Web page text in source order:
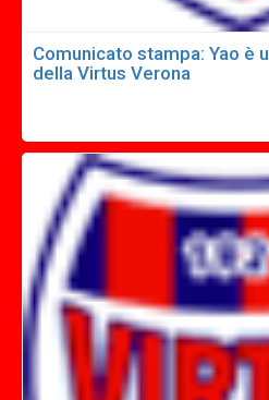
Comunicato stampa: Yao è
della Virtus Verona